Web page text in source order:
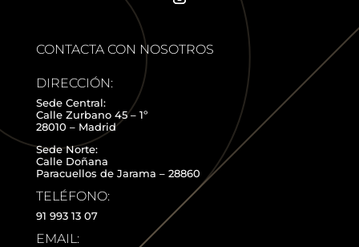
CONTACTA CON NOSOTROS
DIRECCIÓN:
Sede Central:
Calle Zurbano 45 – 1º
28010 – Madrid
Sede Norte:
Calle Doñana
Paracuellos de Jarama – 28860
TELÉFONO:
91 993 13 07
EMAIL: